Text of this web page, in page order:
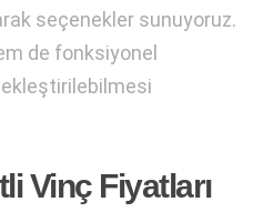
seçenekler sunuyoruz.
de fonksiyonel
Vinç Fiyatları